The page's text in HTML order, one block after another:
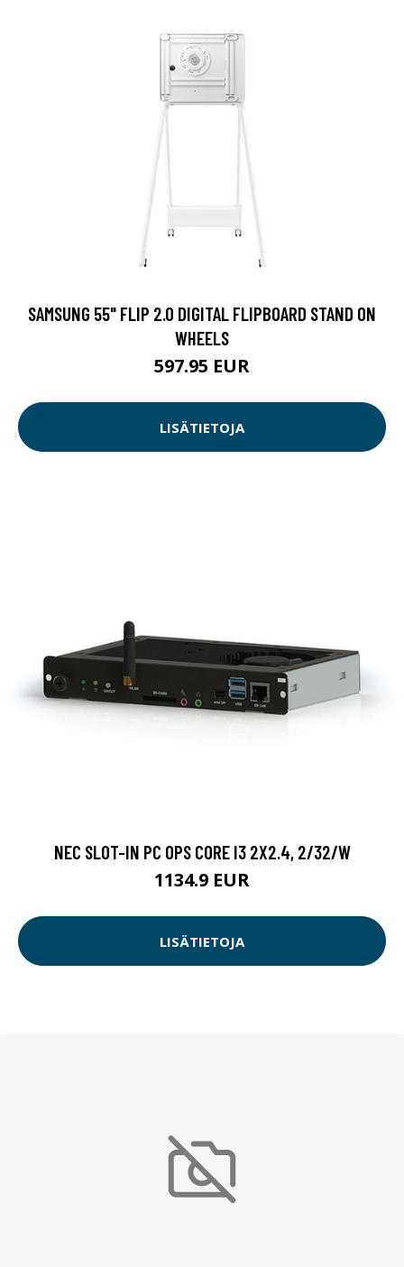
SAMSUNG 55" FLIP 2.0 DIGITAL FLIPBOARD STAND ON
WHEELS
597.95 EUR
LISÄTIETOJA
NEC SLOT-IN PC OPS CORE I3 2X2.4, 2/32/W
1134.9 EUR
LISÄTIETOJA